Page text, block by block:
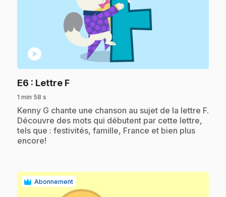
play_circle
E6 : Lettre F.
1 min 58 s
.Kenny G chante une chanson au sujet de la lettre F.
Découvre des mots qui débutent par cette lettre,
tels que : festivités, famille, France et bien plus
encore!
Abonnement